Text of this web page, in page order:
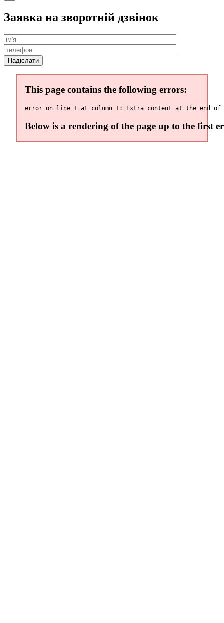
Заявка на зворотній дзвінок
This page contains the following errors:
Below is a rendering of the page up to the first